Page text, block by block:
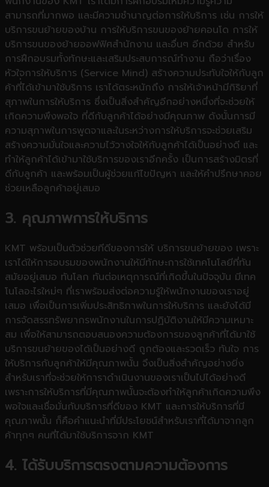
สามารถที่มากพอ และมีความชำนาญต่อการให้บริการ เช่น การให้
บริการขนย้ายของบ้าน การให้บริการขนของย้ายคอนโด การให้
บริการขนของย้ายออฟฟิศสำนักงาน และอื่นๆ อีกด้วย สำหรับ
การฝึกอบรมทั้งทักษะและเสริมประสบการณ์ทำงาน ถือว่าเรื่อง
หัวใจการให้บริการ (Service Mind) สร้างความประทับใจให้กับลูก
ค้าที่่ได้เข้ามาใช้บริการ เราได้ตระหนักถึง การให้เจ้าหน้ามีกิริยาที่
สุภาพในการให้บริการ ซึ่งเป็นสิ่งสำคัญอีกอย่างหนึ่งที่จะช่วยให้
เกิดความพึงพอใจ ที่ดีกับลูกค้าได้อย่างมีคุณภาพ ดังนั้นการมี
ความสุภาพในการพูดจาและในระหว่างการให้บริการจะช่วยเสริม
สร้างความมั่นใจและความไว้วางใจให้กับลูกค้าได้เป็นอย่างดี และ
ทำให้ลูกค้าได้เข้ามาใช้บริการของเราอีกครั้ง เป็นการสร้างมิตรที่
ดีกับลูกค้า และพร้อมเป็นผู้ช่วยแก้ไขปัญหา และให้คำปรึกษาคอย
ช่วยเหลือลูกค้าอยู่เสมอ
3. คุณภาพการให้บริการ
KMT พร้อมเป็นตัวช่วยทีดีของการให้ บริการขนย้ายของ เพราะ
เราได้ให้การอบรมของพนักงานให้มีทักษะการใช้เทคโนโลยีที่ทัน
สมัยอยู่เสมอ ทันโลก ทันต่อเหตุการณ์ที่เกิดขึ้นในปัจจุบัน มีเทค
โนโลอะไรใหม่ๆ ที่เราพร้อมส่งต่อความรู้ให้พนักงานของเราอยู่
เสมอ เพื่อเป็นการเพิ่มประสิทธิภาพในการให้บริการ และยังได้มี
การจัดสรรทรัพยากรพนักงานในการปฏิบัติงานให้มีความเหมาะ
สม เพื่อให้สามารถตอบสนองความต้องการของลูกค้าที่ได้มาใช้
บริการขนย้ายของได้เป็นอย่างดี ถูกต้องและรวดเร็ว ทันใจ การ
ให้บริการกับลูกค้าให้มีคุณภาพนั้น จึงเป็นสิ่งสำคัญอย่างยิ่ง
สำหรับเราที่จะช่วยให้การาดำเนินงานของเราเป็นไปได้อย่างดี
เพราะการให้บริการที่มีคุณภาพนั้นจะต้องทำให้ลูกค้าเกิดความพึง
พอใจและเชื่อมั่นกับบริการที่ดีของ KMT และการให้บริการที่มี
คุณภาพนั้น ก็คือคำแนะนำที่มีประโยชน์สำหรับเราที่ได้มาจากลูก
ค้าทุกๆ คนที่ได้มาใช้บริการจาก KMT
4. ได้รับบริการตรงตามความต้องการ